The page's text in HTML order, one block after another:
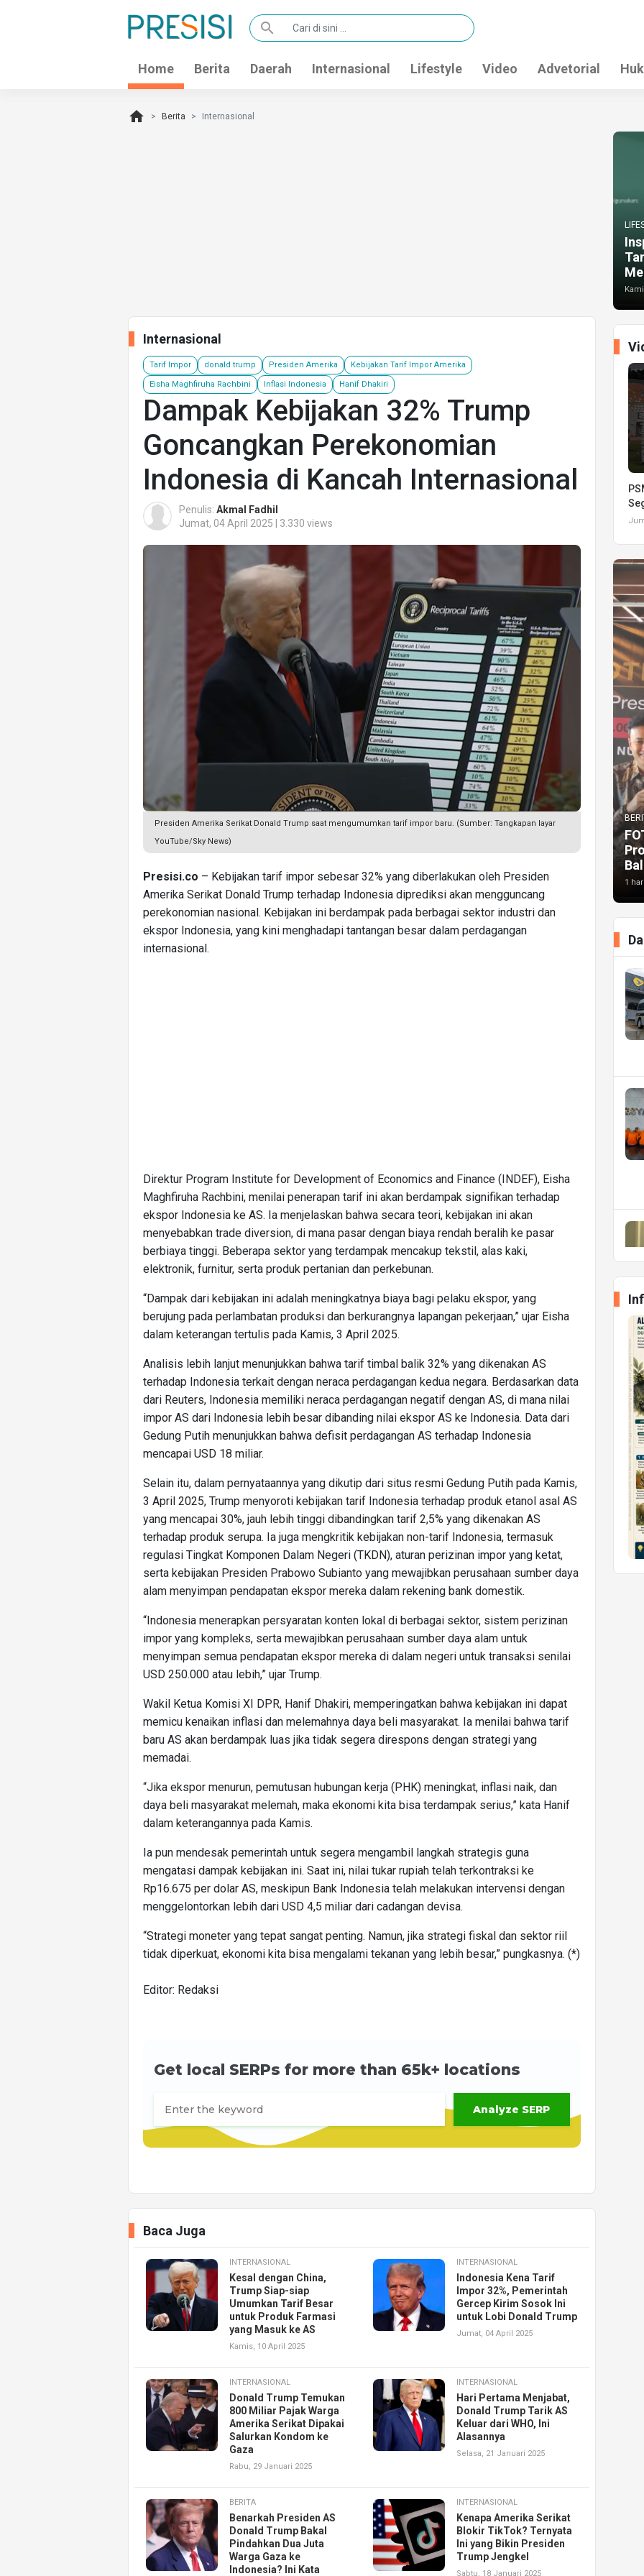
search
Home Berita Daerah Internasional Lifestyle Video Advetorial
home Berita Internasional
Internasional
Tarif Impor donald trump Presiden Amerika Kebijakan Tarif Impor Amerika
Eisha Maghfiruha Rachbini Inflasi Indonesia Hanif Dhakiri
Dampak Kebijakan 32% Trump
Goncangkan Perekonomian
Indonesia di Kancah Internasional
Penulis: Akmal Fadhil
Jumat, 04 April 2025 | 3.330 views
Presiden Amerika Serikat Donald Trump saat mengumumkan tarif impor baru. (Sumber: Tangkapan layar
YouTube/Sky News)
Presisi.co – Kebijakan tarif impor sebesar 32% yang diberlakukan oleh Presiden
Amerika Serikat Donald Trump terhadap Indonesia diprediksi akan mengguncang
perekonomian nasional. Kebijakan ini berdampak pada berbagai sektor industri dan
ekspor Indonesia, yang kini menghadapi tantangan besar dalam perdagangan
internasional.
Direktur Program Institute for Development of Economics and Finance (INDEF), Eisha
Maghfiruha Rachbini, menilai penerapan tarif ini akan berdampak signifikan terhadap
ekspor Indonesia ke AS. Ia menjelaskan bahwa secara teori, kebijakan ini akan
menyebabkan trade diversion, di mana pasar dengan biaya rendah beralih ke pasar
berbiaya tinggi. Beberapa sektor yang terdampak mencakup tekstil, alas kaki,
elektronik, furnitur, serta produk pertanian dan perkebunan.
“Dampak dari kebijakan ini adalah meningkatnya biaya bagi pelaku ekspor, yang
berujung pada perlambatan produksi dan berkurangnya lapangan pekerjaan,” ujar Eisha
dalam keterangan tertulis pada Kamis, 3 April 2025.
Analisis lebih lanjut menunjukkan bahwa tarif timbal balik 32% yang dikenakan AS
terhadap Indonesia terkait dengan neraca perdagangan kedua negara. Berdasarkan data
dari Reuters, Indonesia memiliki neraca perdagangan negatif dengan AS, di mana nilai
impor AS dari Indonesia lebih besar dibanding nilai ekspor AS ke Indonesia. Data dari
Gedung Putih menunjukkan bahwa defisit perdagangan AS terhadap Indonesia
mencapai USD 18 miliar.
Selain itu, dalam pernyataannya yang dikutip dari situs resmi Gedung Putih pada Kamis,
3 April 2025, Trump menyoroti kebijakan tarif Indonesia terhadap produk etanol asal AS
yang mencapai 30%, jauh lebih tinggi dibandingkan tarif 2,5% yang dikenakan AS
terhadap produk serupa. Ia juga mengkritik kebijakan non-tarif Indonesia, termasuk
regulasi Tingkat Komponen Dalam Negeri (TKDN), aturan perizinan impor yang ketat,
serta kebijakan Presiden Prabowo Subianto yang mewajibkan perusahaan sumber daya
alam menyimpan pendapatan ekspor mereka dalam rekening bank domestik.
“Indonesia menerapkan persyaratan konten lokal di berbagai sektor, sistem perizinan
impor yang kompleks, serta mewajibkan perusahaan sumber daya alam untuk
menyimpan semua pendapatan ekspor mereka di dalam negeri untuk transaksi senilai
USD 250.000 atau lebih,” ujar Trump.
Wakil Ketua Komisi XI DPR, Hanif Dhakiri, memperingatkan bahwa kebijakan ini dapat
memicu kenaikan inflasi dan melemahnya daya beli masyarakat. Ia menilai bahwa tarif
baru AS akan berdampak luas jika tidak segera direspons dengan strategi yang
memadai.
“Jika ekspor menurun, pemutusan hubungan kerja (PHK) meningkat, inflasi naik, dan
daya beli masyarakat melemah, maka ekonomi kita bisa terdampak serius,” kata Hanif
dalam keterangannya pada Kamis.
Ia pun mendesak pemerintah untuk segera mengambil langkah strategis guna
mengatasi dampak kebijakan ini. Saat ini, nilai tukar rupiah telah terkontraksi ke
Rp16.675 per dolar AS, meskipun Bank Indonesia telah melakukan intervensi dengan
menggelontorkan lebih dari USD 4,5 miliar dari cadangan devisa.
“Strategi moneter yang tepat sangat penting. Namun, jika strategi fiskal dan sektor riil
tidak diperkuat, ekonomi kita bisa mengalami tekanan yang lebih besar,” pungkasnya. (*)
Editor: Redaksi
Baca Juga
INTERNASIONAL
Kesal dengan China,
Trump Siap-siap
Umumkan Tarif Besar
untuk Produk Farmasi
yang Masuk ke AS
Kamis, 10 April 2025
INTERNASIONAL
Indonesia Kena Tarif
Impor 32%, Pemerintah
Gercep Kirim Sosok Ini
untuk Lobi Donald Trump
Jumat, 04 April 2025
INTERNASIONAL
Donald Trump Temukan
800 Miliar Pajak Warga
Amerika Serikat Dipakai
Salurkan Kondom ke
Gaza
Rabu, 29 Januari 2025
INTERNASIONAL
Hari Pertama Menjabat,
Donald Trump Tarik AS
Keluar dari WHO, Ini
Alasannya
Selasa, 21 Januari 2025
BERITA
Benarkah Presiden AS
Donald Trump Bakal
Pindahkan Dua Juta
Warga Gaza ke
Indonesia? Ini Kata
INTERNASIONAL
Kenapa Amerika Serikat
Blokir TikTok? Ternyata
Ini yang Bikin Presiden
Trump Jengkel
Sabtu, 18 Januari 2025
1